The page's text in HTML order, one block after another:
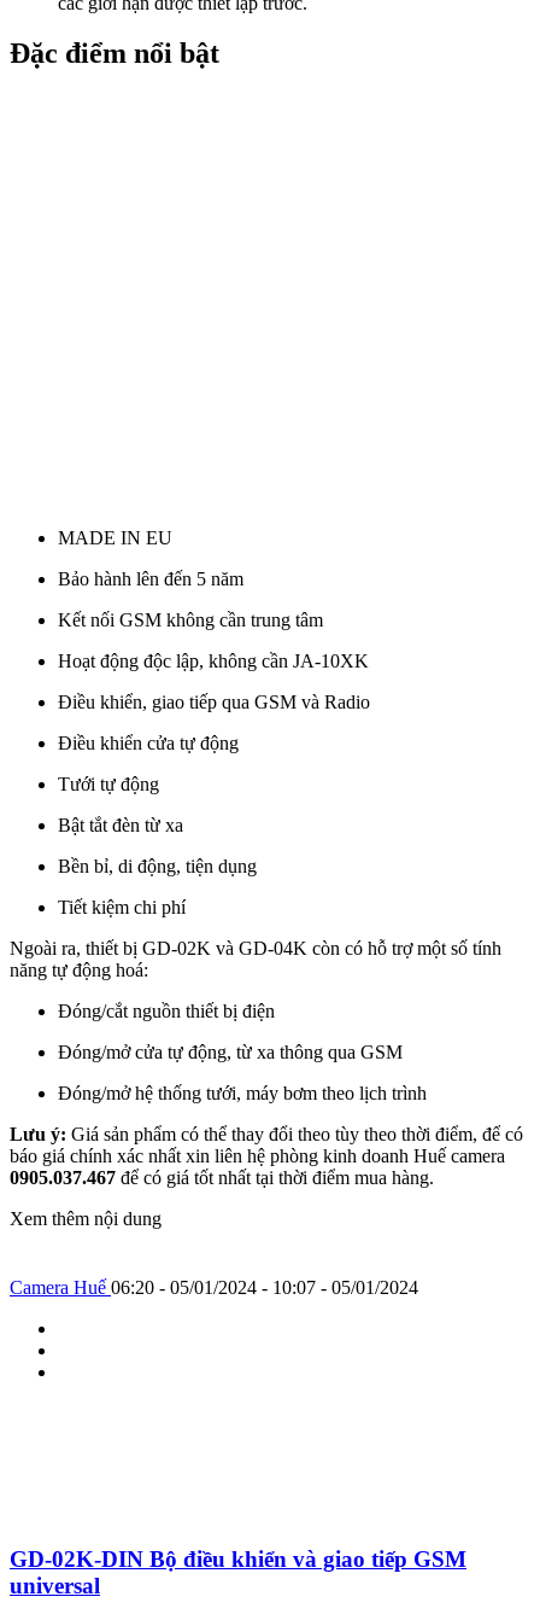
Đặc điểm nổi bật
MADE IN EU
Bảo hành lên đến 5 năm
Kết nối GSM không cần trung tâm
Hoạt động độc lập, không cần JA-10XK
Điều khiển, giao tiếp qua GSM và Radio
Điều khiển cửa tự động
Tưới tự động
Bật tắt đèn từ xa
Bền bỉ, di động, tiện dụng
Tiết kiệm chi phí
Ngoài ra, thiết bị GD-02K và GD-04K còn có hỗ trợ một số tính
năng tự động hoá:
Đóng/cắt nguồn thiết bị điện
Đóng/mở cửa tự động, từ xa thông qua GSM
Đóng/mở hệ thống tưới, máy bơm theo lịch trình
Lưu ý: Giá sản phẩm có thể thay đổi theo tùy theo thời điểm, để có
báo giá chính xác nhất xin liên hệ phòng kinh doanh Huế camera
0905.037.467 để có giá tốt nhất tại thời điểm mua hàng.
Xem thêm nội dung
Camera Huế 06:20 - 05/01/2024 - 10:07 - 05/01/2024
GD-02K-DIN Bộ điều khiển và giao tiếp GSM
universal